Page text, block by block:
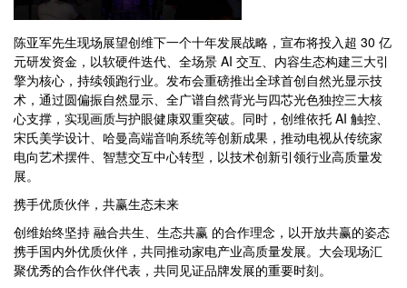
陈亚军先生现场展望创维下一个十年发展战略，宣布将投入超 30 亿
元研发资金，以软硬件迭代、全场景 AI 交互、内容生态构建三大引
擎为核心，持续领跑行业。发布会重磅推出全球首创自然光显示技
术，通过圆偏振自然显示、全广谱自然背光与四芯光色独控三大核
心支撑，实现画质与护眼健康双重突破。同时，创维依托 AI 触控、
宋氏美学设计、哈曼高端音响系统等创新成果，推动电视从传统家
电向艺术摆件、智慧交互中心转型，以技术创新引领行业高质量发
展。
携手优质伙伴，共赢生态未来
创维始终坚持 融合共生、生态共赢 的合作理念，以开放共赢的姿态
携手国内外优质伙伴，共同推动家电产业高质量发展。大会现场汇
聚优秀的合作伙伴代表，共同见证品牌发展的重要时刻。